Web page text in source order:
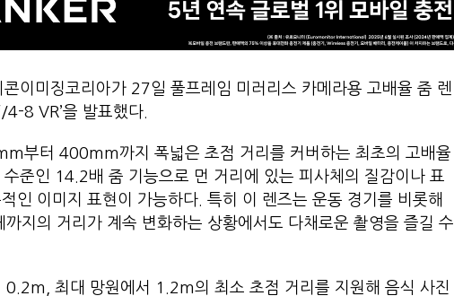
이미징코리아가 27일 풀프레임 미러리스 카메라용 고배율 줌 렌
8 VR’을 발표했다.
부터 400mm까지 폭넓은 초점 거리를 커버하는 최초의 고배율
준인 14.2배 줌 기능으로 먼 거리에 있는 피사체의 질감이나 표
인 이미지 표현이 가능하다. 특히 이 렌즈는 운동 경기를 비롯해
지의 거리가 계속 변화하는 상황에서도 다채로운 촬영을 즐길 수
0.2m, 최대 망원에서 1.2m의 최소 초점 거리를 지원해 음식 사진